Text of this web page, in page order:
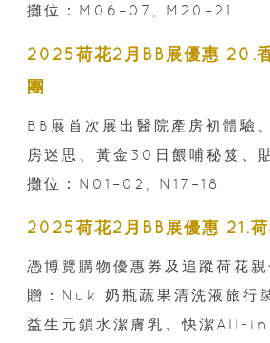
攤位：M06–07, M20–21
2025荷花2月BB展優惠 20.
團
BB展首次展出醫院產房初體驗
房迷思、黃金30日餵哺秘笈、
攤位：N01–02, N17–18
2025荷花2月BB展優惠 21.
憑博覽購物優惠券及追蹤荷花
贈：Nuk 奶瓶蔬果清洗液旅
益生元鎖水潔膚乳、快潔All-